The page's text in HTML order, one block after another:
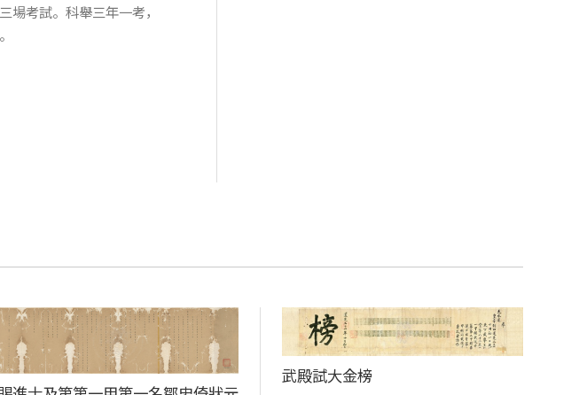
考試。科舉三年一考，
武殿試大金榜